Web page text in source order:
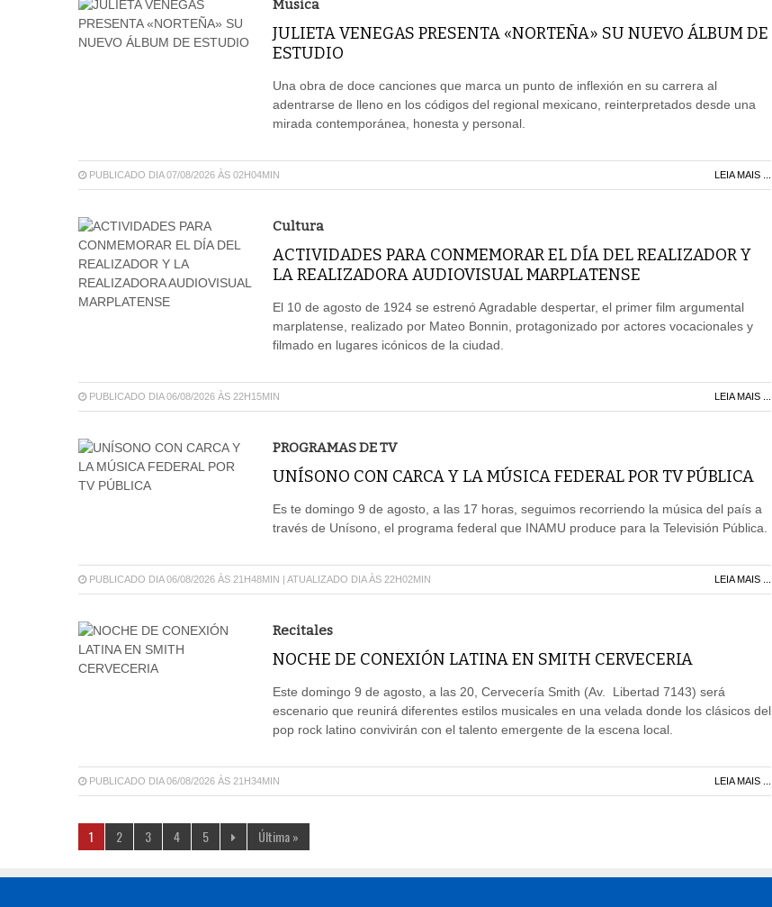
Musica
JULIETA VENEGAS PRESENTA «NORTEÑA» SU NUEVO ÁLBUM DE
ESTUDIO
Una obra de doce canciones que marca un punto de inflexión en su carrera al
adentrarse de lleno en los códigos del regional mexicano, reinterpretados desde una
mirada contemporánea, honesta y personal.
PUBLICADO DIA 07/08/2026 ÀS 02H04MIN LEIA MAIS ...
Cultura
ACTIVIDADES PARA CONMEMORAR EL DÍA DEL REALIZADOR Y
LA REALIZADORA AUDIOVISUAL MARPLATENSE
El 10 de agosto de 1924 se estrenó Agradable despertar, el primer film argumental
marplatense, realizado por Mateo Bonnin, protagonizado por actores vocacionales y
filmado en lugares icónicos de la ciudad.
PUBLICADO DIA 06/08/2026 ÀS 22H15MIN LEIA MAIS ...
PROGRAMAS DE TV
UNÍSONO CON CARCA Y LA MÚSICA FEDERAL POR TV PÚBLICA
Es te domingo 9 de agosto, a las 17 horas, seguimos recorriendo la música del país a
través de Unísono, el programa federal que INAMU produce para la Televisión Pública.
PUBLICADO DIA 06/08/2026 ÀS 21H48MIN | ATUALIZADO DIA ÀS 22H02MIN LEIA MAIS ...
Recitales
NOCHE DE CONEXIÓN LATINA EN SMITH CERVECERIA
Este domingo 9 de agosto, a las 20, Cervecería Smith (Av. Libertad 7143) será
escenario que reunirá diferentes estilos musicales en una velada donde los clásicos del
pop rock latino convivirán con el talento emergente de la escena local.
PUBLICADO DIA 06/08/2026 ÀS 21H34MIN LEIA MAIS ...
1 2 3 4 5 Última »